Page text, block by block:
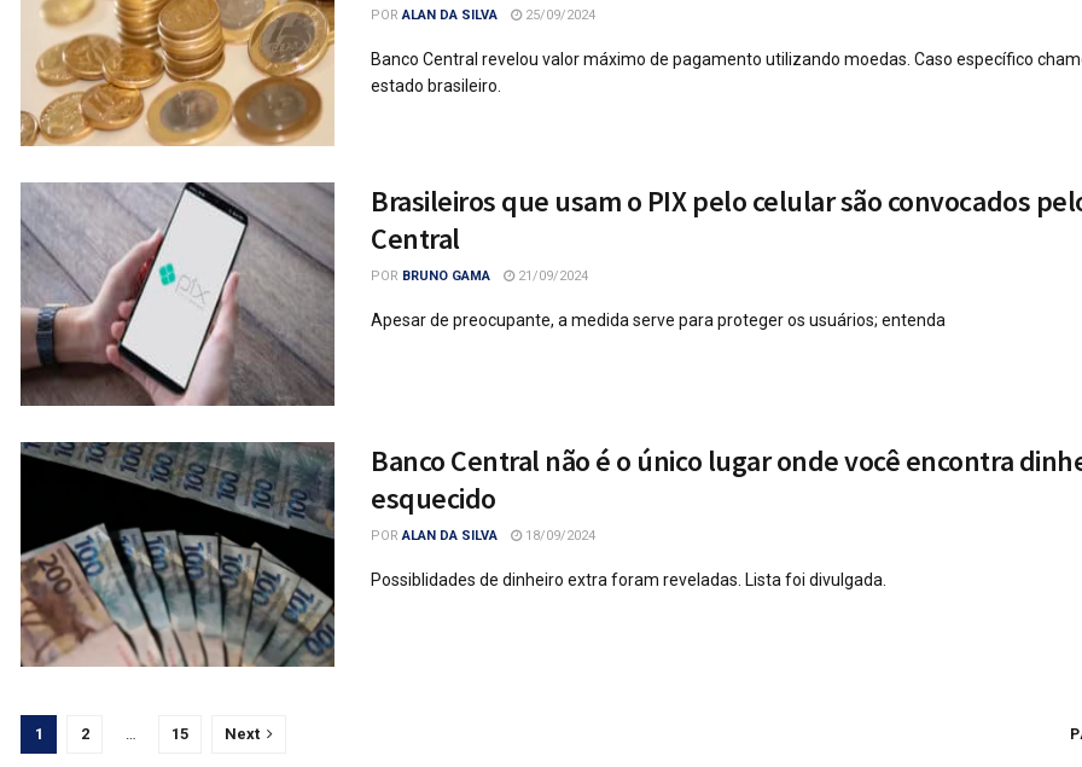
POR ALAN DA SILVA 25/09/2024
Banco Central revelou valor máximo de pagamento utilizando moedas. Caso específico
estado brasileiro.
Brasileiros que usam o PIX pelo celular são convocados
Central
POR BRUNO GAMA 21/09/2024
Apesar de preocupante, a medida serve para proteger os usuários; entenda
Banco Central não é o único lugar onde você encontra
esquecido
POR ALAN DA SILVA 18/09/2024
Possiblidades de dinheiro extra foram reveladas. Lista foi divulgada.
1 2 … 15 Next